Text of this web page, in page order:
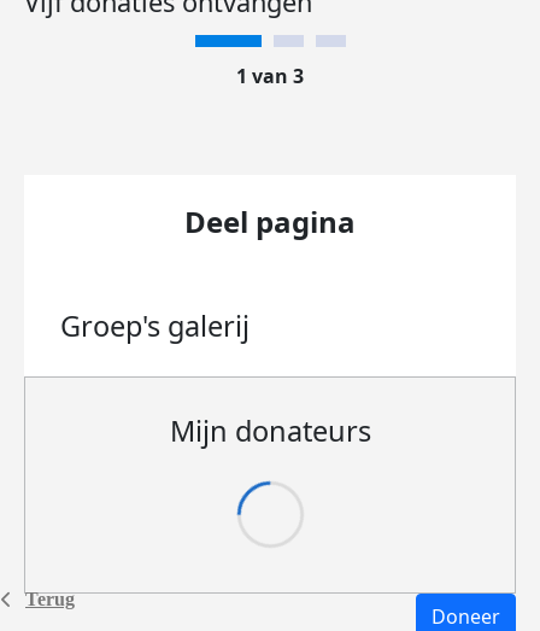
Terug
1 van 3
Deel pagina
Groep's galerij
Mijn donateurs
Doneer